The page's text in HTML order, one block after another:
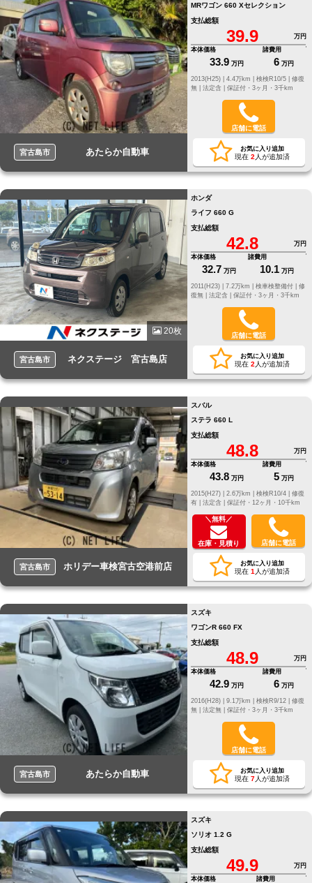
宮古島市 あたらか自動車
MRワゴン 660 Xセレクション
支払総額
39.9
万円
本体価格
33.9 万円
諸費用
6 万円
修復
無 | 法定含 | 保証付・3ヶ月・3千km
店舗に電話
お気に入り追加
現在 2 人が追加済
20枚
宮古島市 ネクステージ 宮古島店
ホンダ
ライフ 660 G
支払総額
42.8
万円
本体価格
32.7 万円
諸費用
10.1 万円
修
復無 | 法定含 | 保証付・3ヶ月・3千km
店舗に電話
お気に入り追加
現在 2 人が追加済
宮古島市 ホリデー車検宮古空港前店
スバル
ステラ 660 L
支払総額
48.8
万円
本体価格
43.8 万円
諸費用
5 万円
修復
有 | 法定含 | 保証付・12ヶ月・10千km
＼無料／
在庫・見積り 店舗に電話
お気に入り追加
現在 1 人が追加済
宮古島市 あたらか自動車
スズキ
ワゴンR 660 FX
支払総額
48.9
万円
本体価格
42.9 万円
諸費用
6 万円
修復
無 | 法定無 | 保証付・3ヶ月・3千km
店舗に電話
お気に入り追加
現在 7人が追加済
スズキ
ソリオ 1.2 G
支払総額
49.9
万円
本体価格
諸費用